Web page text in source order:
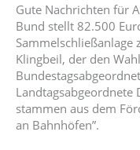
Gute Nachrichten für
Bund stellt 82.500
Sammelschließanlage
Klingbeil, der den
stammen aus dem
an Bahnhöfen”.